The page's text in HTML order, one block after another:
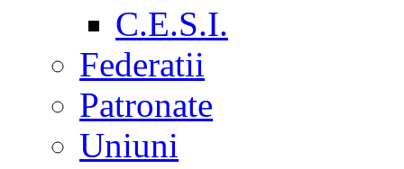
C.E.S.I.
Federatii
Patronate
Uniuni